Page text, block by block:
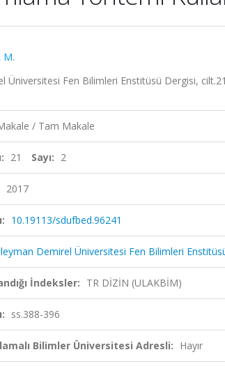
M.
Üniversitesi Fen Bilimleri Enstitüsü Dergisi,
/ Tam Makale
21 Sayı: 2
2017
10.19113/sdufbed.96241
Demirel Üniversitesi Fen Bilimleri
İndeksler: TR DİZİN (ULAKBİM)
ss.388-396
Bilimler Üniversitesi Adresli: Hayır